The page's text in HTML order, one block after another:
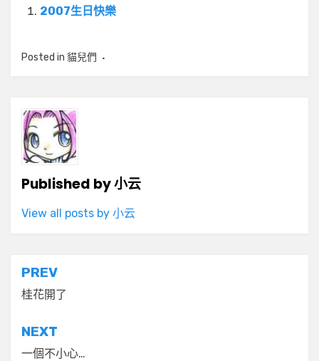
2007生日快樂
Posted in 貓兒們
Published by小云
View all posts by 小云
文
章
導
覽
PREV
桂花開了
NEXT
一個不小心…